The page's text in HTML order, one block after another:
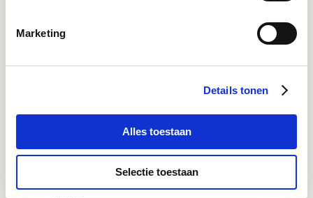
Marketing
Details tonen
Alles toestaan
Selectie toestaan
Bekijk Facebook
Inspiratie, informatie en bereikbaar voor vragen
Mail
advies@paardendrogist.nl
Wij reageren binnen 1 werkdag op jouw gestelde